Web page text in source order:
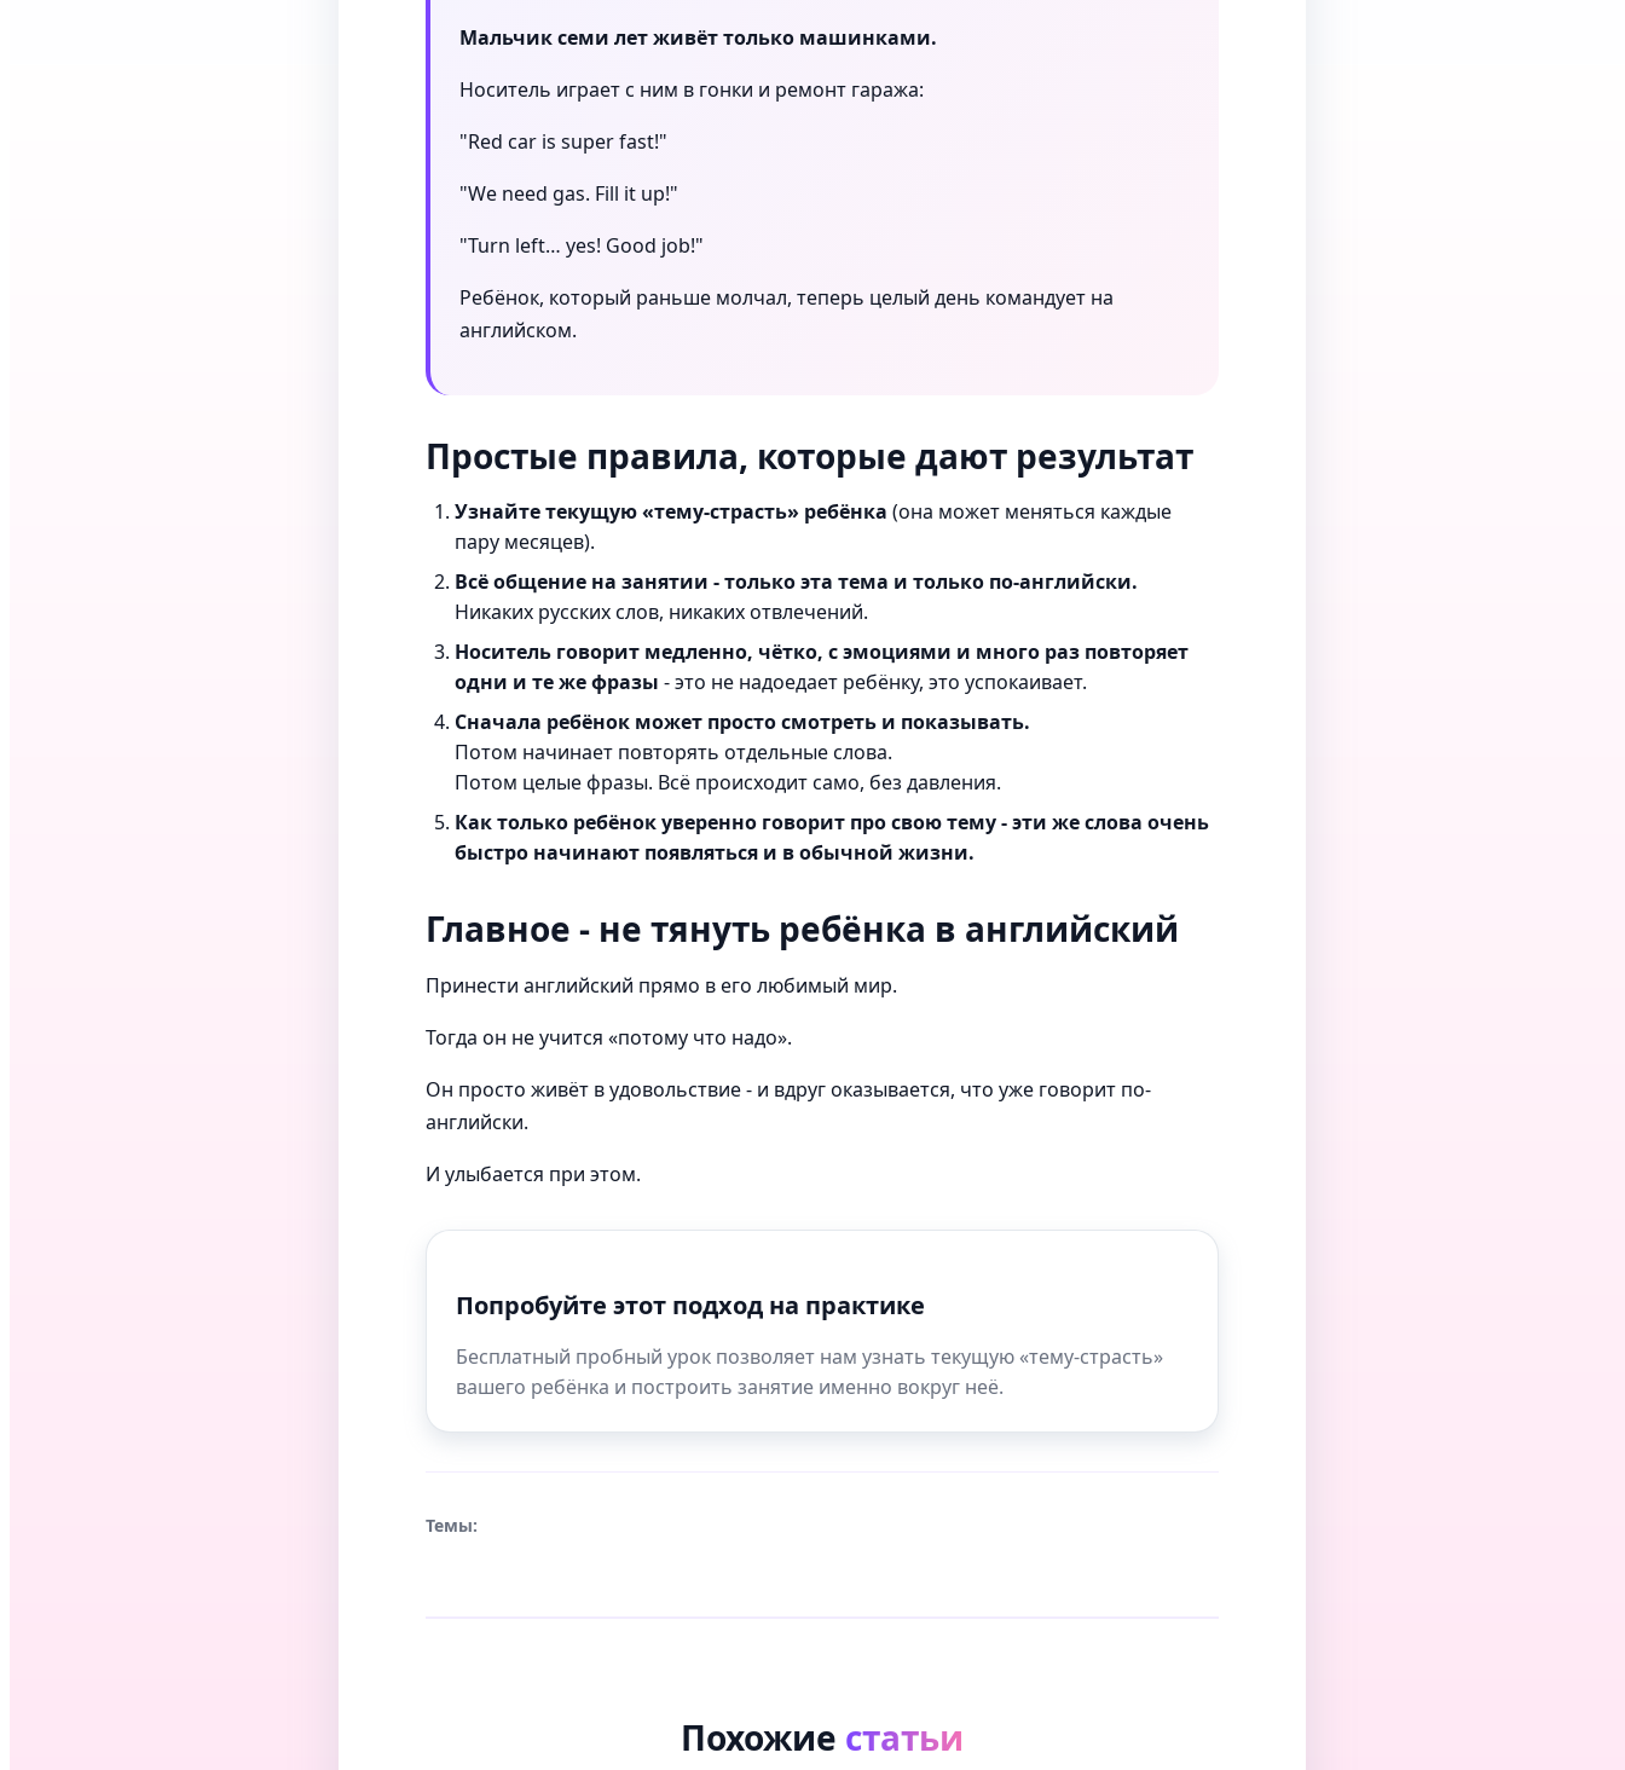
Мальчик семи лет живёт только машинками.
Носитель играет с ним в гонки и ремонт гаража:
"Red car is super fast!"
"We need gas. Fill it up!"
"Turn left… yes! Good job!"
Ребёнок, который раньше молчал, теперь целый день командует на
английском.
Простые правила, которые дают результат
Узнайте текущую «тему-страсть» ребёнка (она может меняться каждые
пару месяцев).
Всё общение на занятии - только эта тема и только по-английски.
Никаких русских слов, никаких отвлечений.
Носитель говорит медленно, чётко, с эмоциями и много раз повторяет
одни и те же фразы - это не надоедает ребёнку, это успокаивает.
Сначала ребёнок может просто смотреть и показывать.
Потом начинает повторять отдельные слова.
Потом целые фразы. Всё происходит само, без давления.
Как только ребёнок уверенно говорит про свою тему - эти же слова очень
быстро начинают появляться и в обычной жизни.
Главное - не тянуть ребёнка в английский
Принести английский прямо в его любимый мир.
Тогда он не учится «потому что надо».
Он просто живёт в удовольствие - и вдруг оказывается, что уже говорит по-
английски.
И улыбается при этом.
Попробуйте этот подход на практике
Бесплатный пробный урок позволяет нам узнать текущую «тему-страсть»
вашего ребёнка и построить занятие именно вокруг неё.
Темы:
Похожие статьи